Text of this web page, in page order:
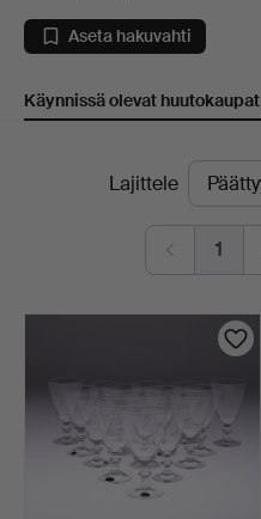
Gomér
Linköping
Aseta hakuvahti
Käynnissä olevat huutokaupat
Käynnissä
huutokaupat
Lajittele
1